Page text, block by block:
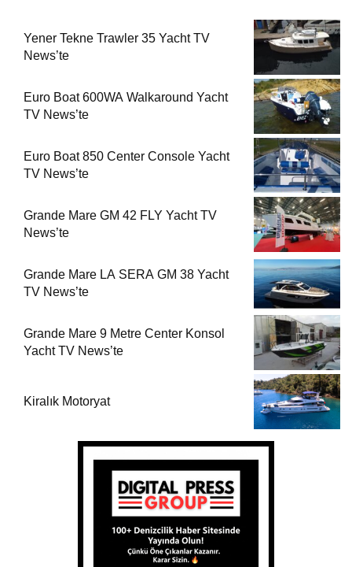
Yener Tekne Trawler 35 Yacht TV
News’te
Euro Boat 600WA Walkaround Yacht
TV News’te
Euro Boat 850 Center Console Yacht
TV News’te
Grande Mare GM 42 FLY Yacht TV
News’te
Grande Mare LA SERA GM 38 Yacht
TV News’te
Grande Mare 9 Metre Center Konsol
Yacht TV News’te
Kiralık Motoryat